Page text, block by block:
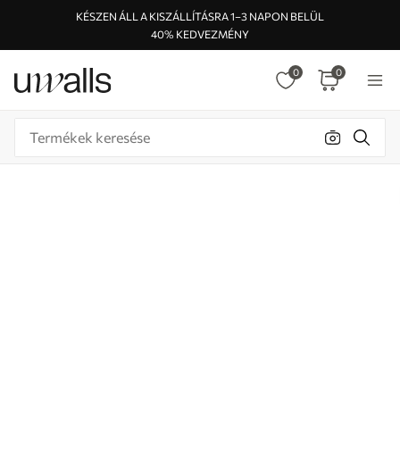
KÉSZEN ÁLL A KISZÁLLÍTÁSRA 1–3 NAPON BELÜL
40% KEDVEZMÉNY
0 0